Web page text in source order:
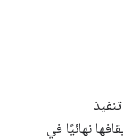
نهائيًا في